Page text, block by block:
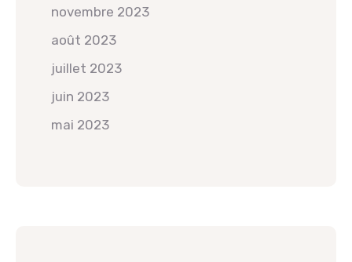
novembre 2023
août 2023
juillet 2023
juin 2023
mai 2023